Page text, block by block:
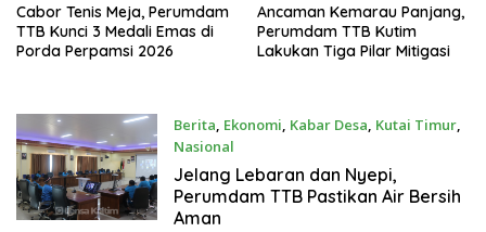
Cabor Tenis Meja, Perumdam
TTB Kunci 3 Medali Emas di
Porda Perpamsi 2026
Ancaman Kemarau Panjang,
Perumdam TTB Kutim
Lakukan Tiga Pilar Mitigasi
Berita, Ekonomi, Kabar Desa, Kutai Timur,
Nasional
Maret 17, 2026
Jelang Lebaran dan Nyepi,
Perumdam TTB Pastikan Air Bersih
Aman